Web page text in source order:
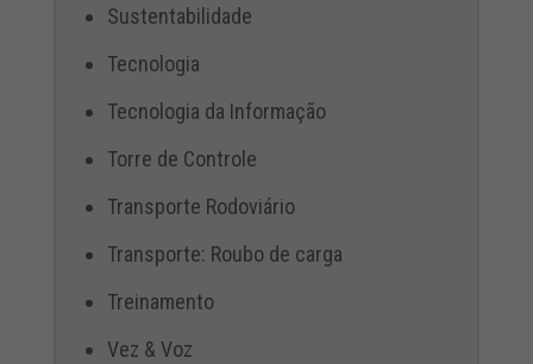
Sustentabilidade
Tecnologia
Tecnologia da Informação
Torre de Controle
Transporte Rodoviário
Transporte: Roubo de carga
Treinamento
Vez & Voz